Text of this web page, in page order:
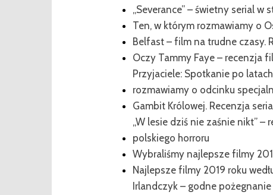
„Severance” – świetny serial w
Ten, w którym rozmawiamy o
Belfast – film na trudne czasy.
Oczy Tammy Faye – recenzja
Przyjaciele: Spotkanie po
rozmawiamy o odcinku
Gambit Królowej. Recenzja
„W lesie dziś nie zaśnie nikt” –
polskiego horroru
Wybraliśmy najlepsze filmy
Najlepsze filmy 2019 roku
Irlandczyk – godne